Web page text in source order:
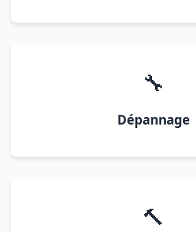
🔧
Dépannage
🔨